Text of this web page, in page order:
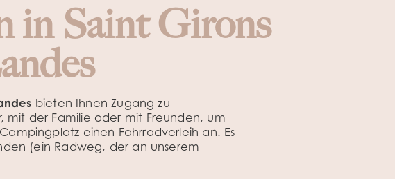
in Saint Girons
bieten Ihnen Zugang zu
mit der Familie oder mit Freunden, um
einen Fahrradverleih an. Es
(ein Radweg, der an unserem